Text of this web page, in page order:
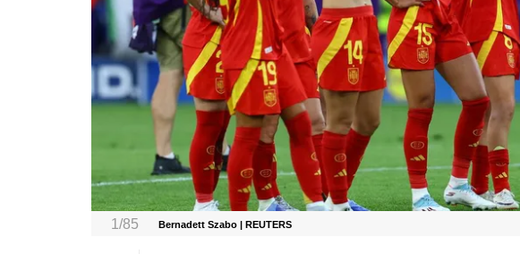
1/85 Bernadett Szabo | REUTERS